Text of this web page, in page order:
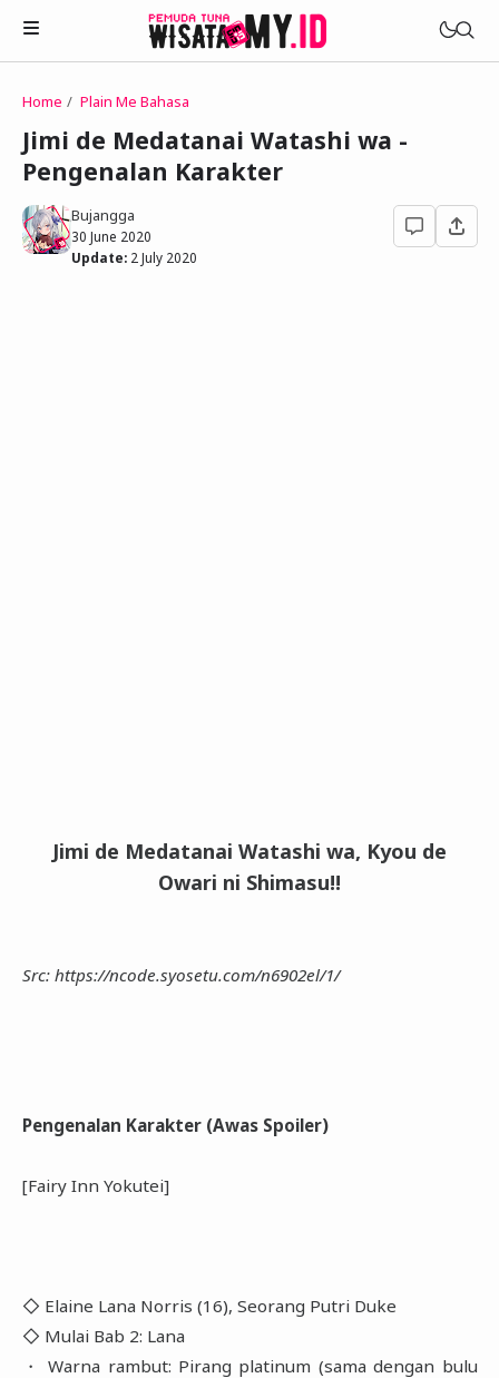
Novels
My Wife in The Web Game
Childhood Friend Idols
Treat Me a Ko-Fi
Trakteer Aku
Telegram Channel
Home Plain Me Bahasa
Jimi de Medatanai Watashi wa -
Pengenalan Karakter
Bujangga
30 June 2020
Update: 2 July 2020
Jimi de Medatanai Watashi wa, Kyou de
Owari ni Shimasu!!
Src: https://ncode.syosetu.com/n6902el/1/
Pengenalan Karakter (Awas Spoiler)
[Fairy Inn Yokutei]
◇ Elaine Lana Norris (16), Seorang Putri Duke
◇ Mulai Bab 2: Lana
・ Warna rambut: Pirang platinum (sama dengan bulu